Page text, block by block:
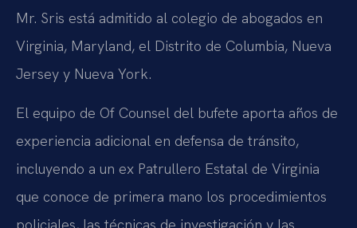
Mr. Sris está admitido al colegio de abogados en
Virginia, Maryland, el Distrito de Columbia, Nueva
Jersey y Nueva York.
El equipo de Of Counsel del bufete aporta años de
experiencia adicional en defensa de tránsito,
incluyendo a un ex Patrullero Estatal de Virginia
que conoce de primera mano los procedimientos